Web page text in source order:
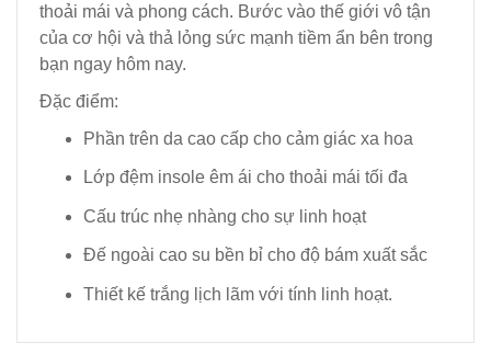
thoải mái và phong cách. Bước vào thế giới vô tận
của cơ hội và thả lỏng sức mạnh tiềm ẩn bên trong
bạn ngay hôm nay.
Đặc điểm:
Phần trên da cao cấp cho cảm giác xa hoa
Lớp đệm insole êm ái cho thoải mái tối đa
Cấu trúc nhẹ nhàng cho sự linh hoạt
Đế ngoài cao su bền bỉ cho độ bám xuất sắc
Thiết kế trắng lịch lãm với tính linh hoạt.